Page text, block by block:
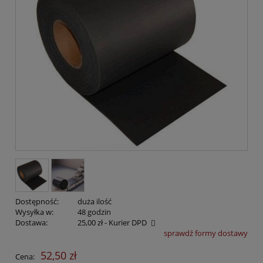
Dostępność:
duża ilość
Wysyłka w:
48 godzin
Dostawa:
25,00 zł- Kurier DPD
Cena nie zawiera ewentualnych kosztów płatnościsprawdź formy dostawy
Cena: 52,50 zł